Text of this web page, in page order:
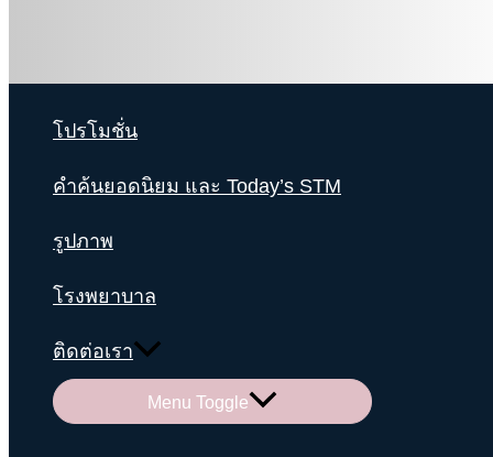
โปรโมชั่น
คำค้นยอดนิยม และ Today’s STM
รูปภาพ
โรงพยาบาล
ติดต่อเรา
Menu Toggle